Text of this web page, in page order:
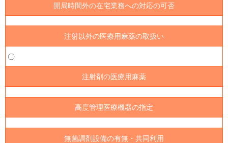
開局時間外の在宅業務への対応の可否
注射以外の医療用麻薬の取扱い
〇
注射剤の医療用麻薬
高度管理医療機器の指定
無菌調剤設備の有無・共同利用